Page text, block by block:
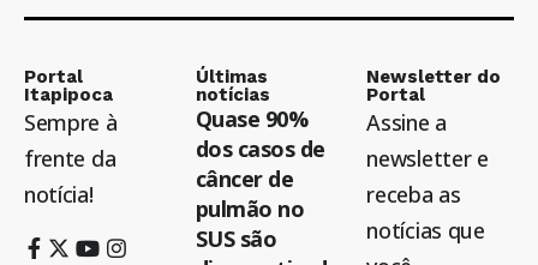
Portal
Itapipoca
Sempre à
frente da
notícia!
Últimas
notícias
Quase 90%
dos casos de
câncer de
pulmão no
SUS são
Newsletter do
Portal
Assine a
newsletter e
receba as
notícias que